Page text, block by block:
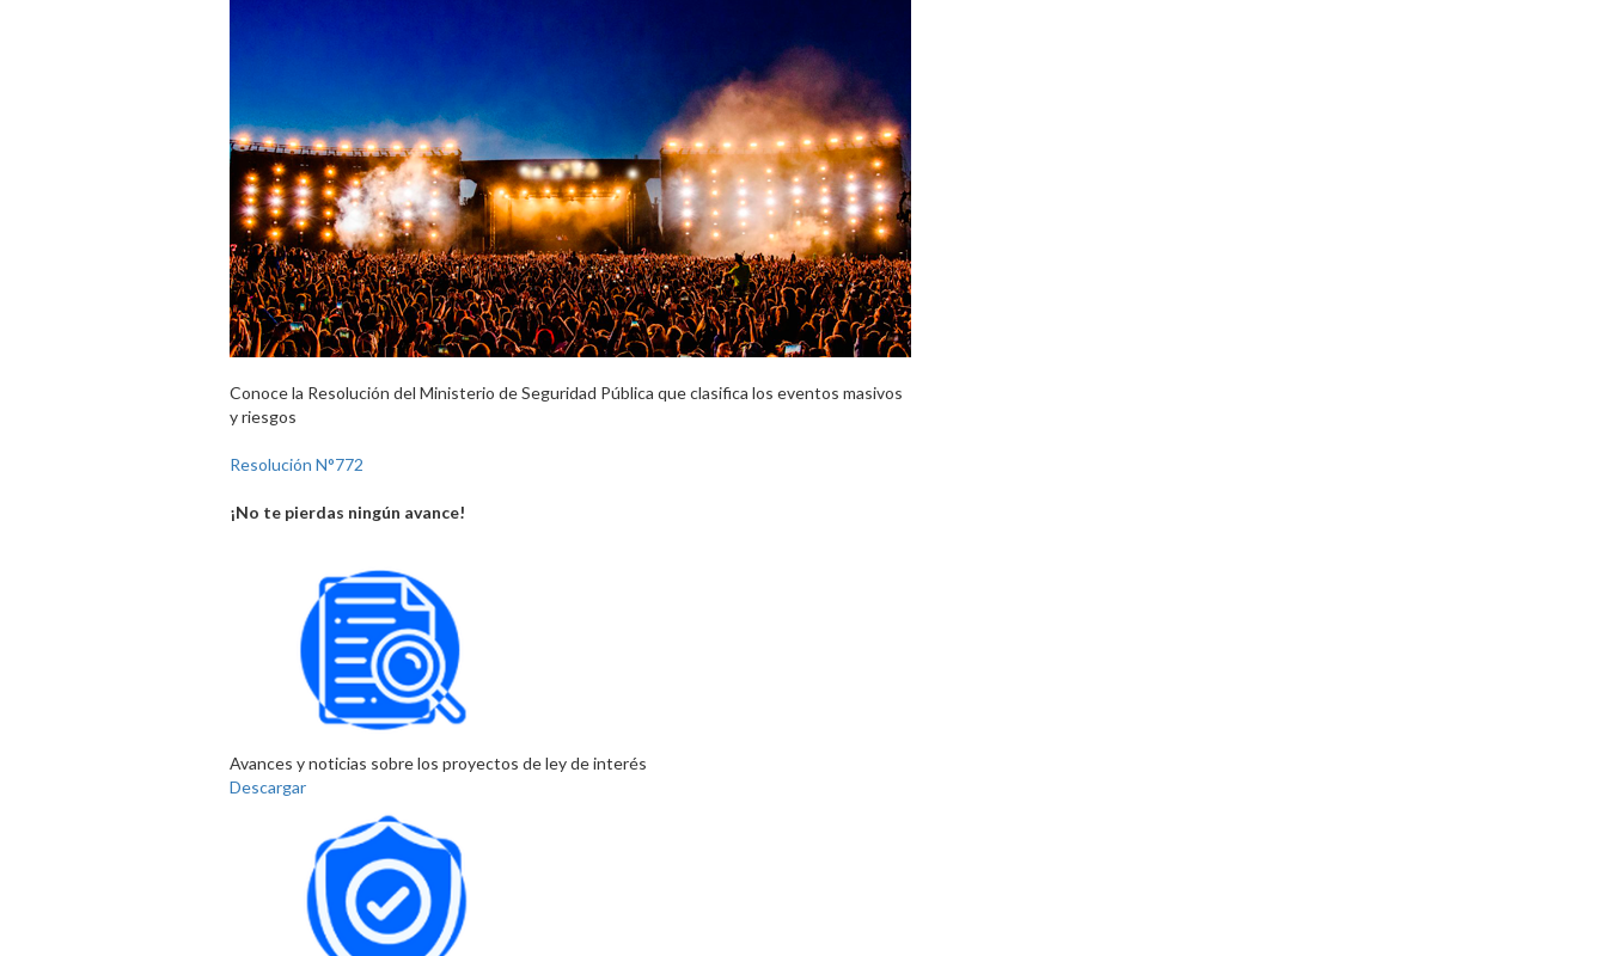
Conoce la Resolución del Ministerio de Seguridad Pública que clasifica los eventos masivos
y riesgos
Resolución N°772
¡No te pierdas ningún avance!
Avances y noticias sobre los proyectos de ley de interés
Descargar